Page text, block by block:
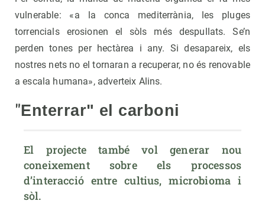
vulnerable: «a la conca mediterrània, les pluges
torrencials erosionen el sòls més despullats. Se’n
perden tones per hectàrea i any. Si desapareix, els
nostres nets no el tornaran a recuperar, no és renovable
a escala humana», adverteix Alins.
"Enterrar" el carboni
El projecte també vol generar nou
coneixement sobre els processos
d’interacció entre cultius, microbioma i
sòl.